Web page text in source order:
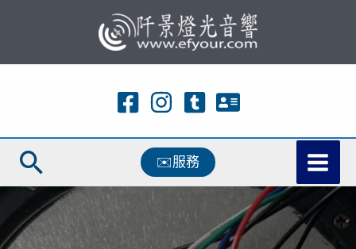
主
容
搜
尋
✉️服務